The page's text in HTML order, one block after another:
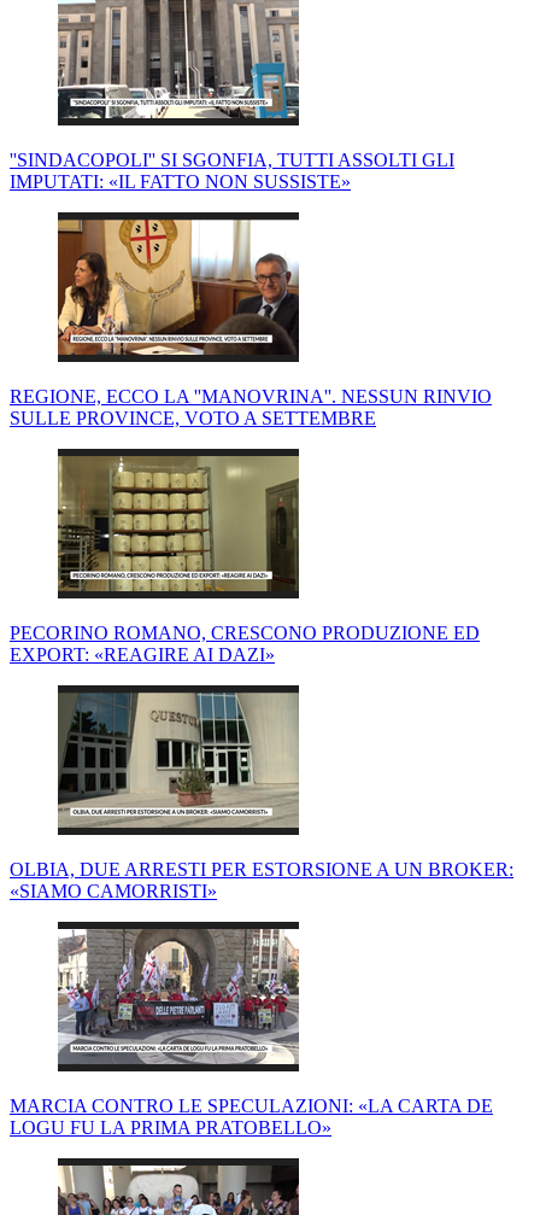
''SINDACOPOLI'' SI SGONFIA, TUTTI ASSOLTI GLI
IMPUTATI: «IL FATTO NON SUSSISTE»
REGIONE, ECCO LA ''MANOVRINA''. NESSUN RINVIO
SULLE PROVINCE, VOTO A SETTEMBRE
PECORINO ROMANO, CRESCONO PRODUZIONE ED
EXPORT: «REAGIRE AI DAZI»
OLBIA, DUE ARRESTI PER ESTORSIONE A UN BROKER:
«SIAMO CAMORRISTI»
MARCIA CONTRO LE SPECULAZIONI: «LA CARTA DE
LOGU FU LA PRIMA PRATOBELLO»